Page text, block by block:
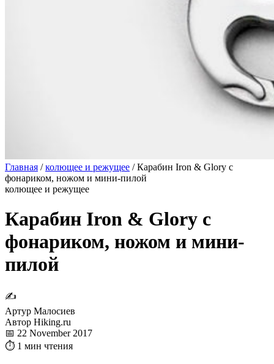
Главная / колющее и режущее / Карабин Iron & Glory с
фонариком, ножом и мини-пилой
колющее и режущее
Карабин Iron & Glory с
фонариком, ножом и мини-
пилой
✍
Артур Малосиев
Автор Hiking.ru
📅 22 November 2017
⏱ 1 мин чтения